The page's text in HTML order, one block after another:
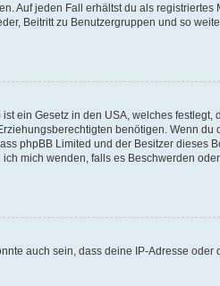
Auf jeden Fall erhältst du als registriertes
Beitritt zu Benutzergruppen und so
ein Gesetz in den USA, welches festlegt,
benötigen. Wenn du
phpBB Limited und der Besitzer dieses
mich wenden, falls es Beschwerden oder
auch sein, dass deine IP-Adresse oder